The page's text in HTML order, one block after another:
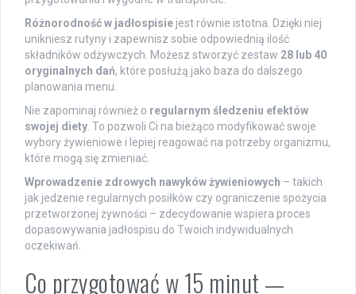
Różnorodność w jadłospisie jest równie istotna. Dzięki niej
unikniesz rutyny i zapewnisz sobie odpowiednią ilość
składników odżywczych. Możesz stworzyć zestaw 28 lub 40
oryginalnych dań, które posłużą jako baza do dalszego
planowania menu.
Nie zapominaj również o regularnym śledzeniu efektów
swojej diety . To pozwoli Ci na bieżąco modyfikować swoje
wybory żywieniowe i lepiej reagować na potrzeby organizmu,
które mogą się zmieniać.
Wprowadzenie zdrowych nawyków żywieniowych – takich
jak jedzenie regularnych posiłków czy ograniczenie spożycia
przetworzonej żywności – zdecydowanie wspiera proces
dopasowywania jadłospisu do Twoich indywidualnych
oczekiwań.
Co przygotować w 15 minut —